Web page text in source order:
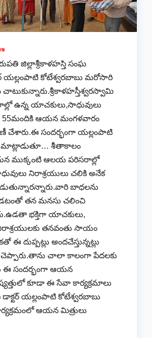
జిల్లాశ్రీకాళహస్తి సంఘ
యల్లంపాటి కోటేశ్వరబాబు మరోసారి
ఉన్న యాచకులు,సాధువులు
55మందికి ఆయన మంగళవారం
చేశారు.ఈ సందర్భంగా యల్లంపాటి
మాట్లాడుతూ… శీతాకాలం
ముక్కంటి ఆలయ పరిసరాల్లో
నిరాశ్రయులు చలికి అనేక
బాధలను
తన మనసు చలించి
భక్తిగా యాచకులు,
తనవంతు సాయం
దుప్పట్లు అందచేస్తున్నట్లు
చాలా కాలంగా పేదలకు
ఈ సందర్భంగా ఆయన
కూడా ఈ సేవా కార్యక్రమాలు
యల్లంపాటి కోటేశ్వరబాబు
ఆయన మిత్రులు